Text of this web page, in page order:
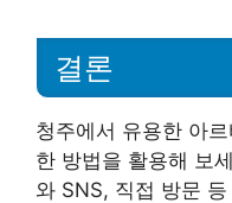
결론
청주에서 유용한 아
한 방법을 활용해 보
와 SNS, 직접 방문